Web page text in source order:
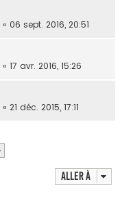
« 06 sept. 2016, 20:51
« 17 avr. 2016, 15:26
« 21 déc. 2015, 17:11
Aller à